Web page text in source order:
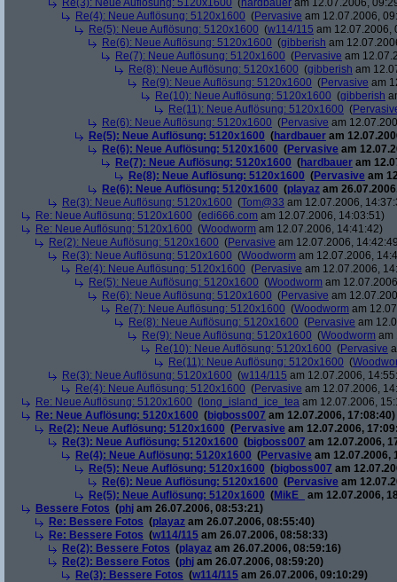
Re(3): Neue Auflösung: 5120x1600 (hardbauer am 12.07.2006,
Re(4): Neue Auflösung: 5120x1600 (Pervasive am 12.07.2006,
Re(5): Neue Auflösung: 5120x1600 (w114/115 am 12.07.2006,
Re(6): Neue Auflösung: 5120x1600 (gibberish am
Re(7): Neue Auflösung: 5120x1600 (Pervasive am
Re(8): Neue Auflösung: 5120x1600 (gibberish am
Re(9): Neue Auflösung: 5120x1600 (Pervasive am
Re(10): Neue Auflösung: 5120x1600 (gibberish
Re(11): Neue Auflösung: 5120x1600 (
Re(6): Neue Auflösung: 5120x1600 (Pervasive am
Re(5): Neue Auflösung: 5120x1600 (hardbauer am
Re(6): Neue Auflösung: 5120x1600 (Pervasive am
Re(7): Neue Auflösung: 5120x1600 (hardbauer am
Re(8): Neue Auflösung: 5120x1600 (Pervasive am
Re(6): Neue Auflösung: 5120x1600 (playaz am
Re(3): Neue Auflösung: 5120x1600 (Tom@33 am 12.07.2006,
Re: Neue Auflösung: 5120x1600 (edi666.com am 12.07.2006, 14:03:51)
Re: Neue Auflösung: 5120x1600 (Woodworm am 12.07.2006, 14:41:42)
Re(2): Neue Auflösung: 5120x1600 (Pervasive am 12.07.2006,
Re(3): Neue Auflösung: 5120x1600 (Woodworm am 12.07.2006,
Re(4): Neue Auflösung: 5120x1600 (Pervasive am 12.07.2006,
Re(5): Neue Auflösung: 5120x1600 (Woodworm am
Re(6): Neue Auflösung: 5120x1600 (Pervasive am
Re(7): Neue Auflösung: 5120x1600 (Woodworm am
Re(8): Neue Auflösung: 5120x1600 (Pervasive am
Re(9): Neue Auflösung: 5120x1600 (Woodworm am
Re(10): Neue Auflösung: 5120x1600 (Pervasive
Re(11): Neue Auflösung: 5120x1600 (
Re(3): Neue Auflösung: 5120x1600 (w114/115 am 12.07.2006,
Re(4): Neue Auflösung: 5120x1600 (Pervasive am 12.07.2006,
Re: Neue Auflösung: 5120x1600 ( long_island_ice_tea am 12.07.2006,
Re: Neue Auflösung: 5120x1600 (bigboss007 am 12.07.2006, 17:08:40)
Re(2): Neue Auflösung: 5120x1600 (Pervasive am 12.07.2006,
Re(3): Neue Auflösung: 5120x1600 (bigboss007 am 12.07.2006,
Re(4): Neue Auflösung: 5120x1600 (Pervasive am 12.07.2006,
Re(5): Neue Auflösung: 5120x1600 (bigboss007 am
Re(6): Neue Auflösung: 5120x1600 (Pervasive am
Re(5): Neue Auflösung: 5120x1600 (MikE_
am 12.07.2006,
Bessere Fotos (phj am 26.07.2006, 08:53:21)
Re: Bessere Fotos (playaz am 26.07.2006, 08:55:40)
Re: Bessere Fotos (w114/115 am 26.07.2006, 08:58:33)
Re(2): Bessere Fotos (playaz am 26.07.2006, 08:59:16)
Re(2): Bessere Fotos (phj am 26.07.2006, 08:59:20)
Re(3): Bessere Fotos (w114/115 am 26.07.2006, 09:10:29)